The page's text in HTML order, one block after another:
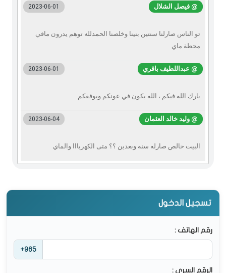
@ فيصل الشلال 2023-06-01
تو الناس صارلنا سنتين بنينا وخلصنا الحمدلله توهم يدرون مافي
محطة ماي
@ عبداللطيف باقري 2023-06-01
بارك الله فيكم ، الله يكون في عونكم ويوفقكم
@ وليد خالد العثمان 2023-06-04
البيت خالص صارله سنه وبعدين ؟؟ متى الكهربااا والماي
تسجيل الدخول
رقم الهاتف :
+965
الرقم السري :